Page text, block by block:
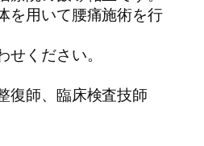
を用いて腰痛施術を行
ください。
復師、臨床検査技師